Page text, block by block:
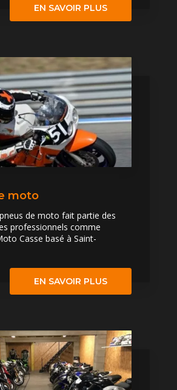
EN SAVOIR PLUS
moto
de moto fait partie des
professionnels comme
Casse basé à Saint-
EN SAVOIR PLUS